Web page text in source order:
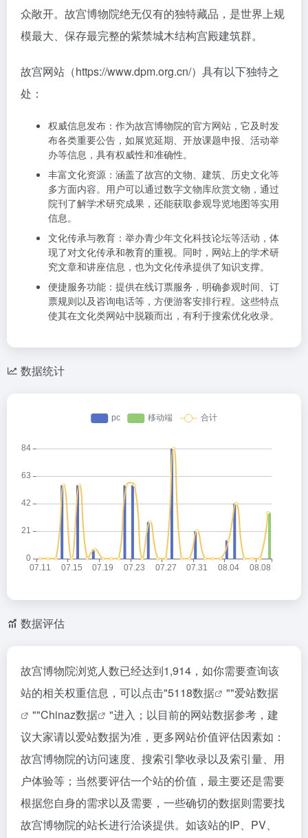
众敞开。故宫博物院绝无仅有的独特藏品，是世界上规
模最大、保存最完整的紫禁城木结构宫殿建筑群。
故宫网站（https://www.dpm.org.cn/）具有以下独特之
处：
权威信息发布：作为故宫博物院的官方网站，它及时发
布各类重要公告，如展览延期、开放课题申报、活动举
办等信息，具有权威性和准确性。
丰富文化资源：涵盖了故宫的文物、建筑、历史文化等
多方面内容。用户可以通过数字文物库欣赏文物，通过
院刊了解学术研究成果，还能获取参观导览地图等实用
信息。
文化传承与教育：举办青少年文化科技论坛等活动，体
现了对文化传承和教育的重视。同时，网站上的学术研
究文章和讲座信息，也为文化传承提供了知识支撑。
便捷服务功能：提供在线订票服务，明确参观时间、订
票规则以及咨询电话等，方便游客安排行程。这些特点
使其在文化类网站中脱颖而出，有利于搜索优化收录。
数据统计
数据评估
故宫博物院浏览人数已经达到1,914，如你需要查询该
站的相关权重信息，可以点击"5118数据 ""爱站数据
""Chinaz数据
"进入；以目前的网站数据参考，建
议大家请以爱站数据为准，更多网站价值评估因素如：
故宫博物院的访问速度、搜索引擎收录以及索引量、用
户体验等；当然要评估一个站的价值，最主要还是需要
根据您自身的需求以及需要，一些确切的数据则需要找
故宫博物院的站长进行洽谈提供。如该站的IP、PV、